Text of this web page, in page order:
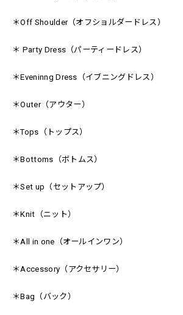
＊Off Shoulder（オフショルダードレス）
＊ Party Dress（パーティードレス）
＊Eveninng Dress（イブニングドレス）
＊Outer（アウター）
＊Tops（トップス）
＊Bottoms（ボトムス）
＊Set up（セットアップ）
＊Knit（ニット）
＊All in one（オールインワン）
＊Accessory（アクセサリー）
＊Bag（バック）